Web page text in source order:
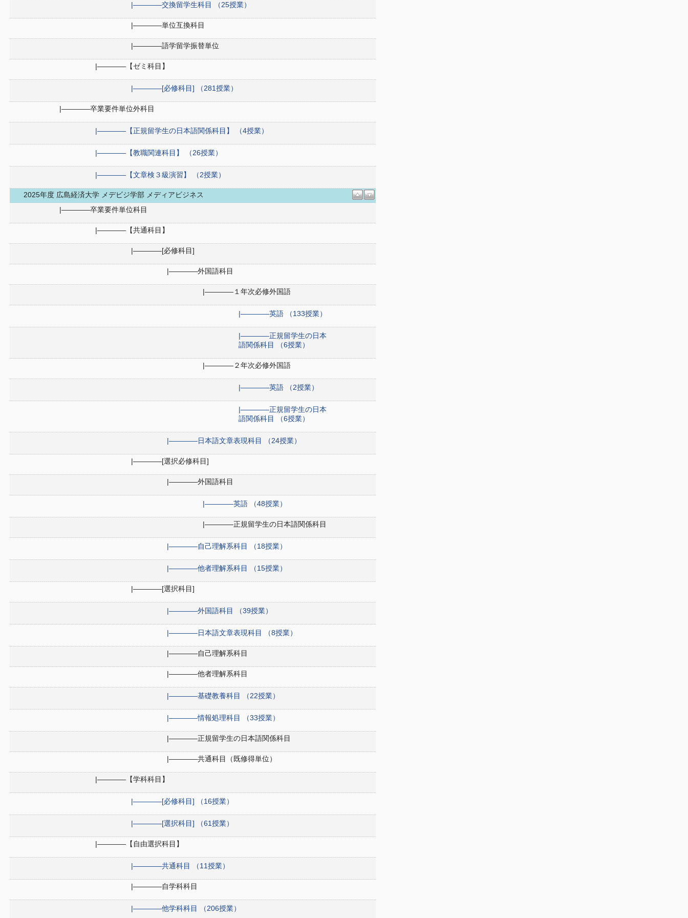
|――――交換留学生科目 （25授業）
|――――単位互換科目
|――――語学留学振替単位
|――――【ゼミ科目】
|――――[必修科目] （281授業）
|――――卒業要件単位外科目
|――――【正規留学生の日本語関係科目】 （4授業）
|――――【教職関連科目】 （26授業）
|――――【文章検３級演習】 （2授業）
2025年度 広島経済大学 メデビジ学部 メディアビジネス
|――――卒業要件単位科目
|――――【共通科目】
|――――[必修科目]
|――――外国語科目
|――――１年次必修外国語
|――――英語 （133授業）
|――――正規留学生の日本
語関係科目 （6授業）
|――――２年次必修外国語
|――――英語 （2授業）
|――――正規留学生の日本
語関係科目 （6授業）
|――――日本語文章表現科目 （24授業）
|――――[選択必修科目]
|――――外国語科目
|――――英語 （48授業）
|――――正規留学生の日本語関係科目
|――――自己理解系科目 （18授業）
|――――他者理解系科目 （15授業）
|――――[選択科目]
|――――外国語科目 （39授業）
|――――日本語文章表現科目 （8授業）
|――――自己理解系科目
|――――他者理解系科目
|――――基礎教養科目 （22授業）
|――――情報処理科目 （33授業）
|――――正規留学生の日本語関係科目
|――――共通科目（既修得単位）
|――――【学科科目】
|――――[必修科目] （16授業）
|――――[選択科目] （61授業）
|――――【自由選択科目】
|――――共通科目 （11授業）
|――――自学科科目
|――――他学科科目 （206授業）